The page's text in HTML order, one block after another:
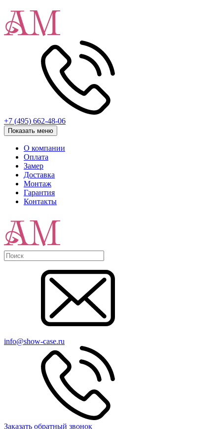
+7 (495) 662-48-06
Показать меню
О компании
Оплата
Замер
Доставка
Монтаж
Гарантия
Контакты
info@show-case.ru
Заказать обратный звонок